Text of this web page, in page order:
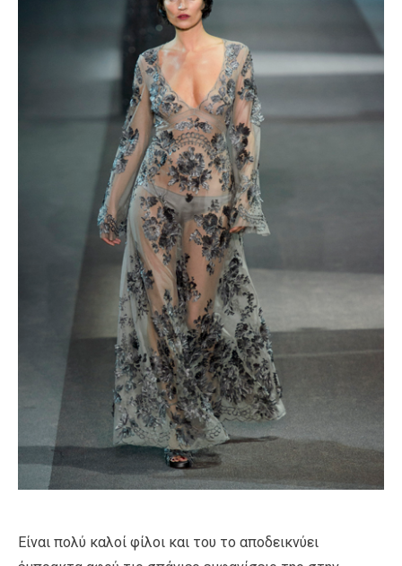
Είναι πολύ καλοί φίλοι και του το αποδεικνύει